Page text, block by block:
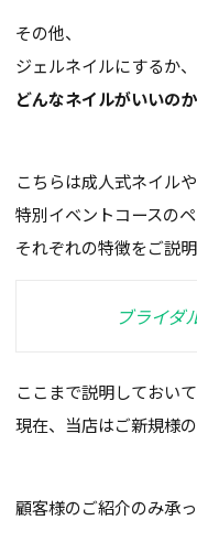
その他、
ジェルネイルにするか
どんなネイルがいいの
こちらは成人式ネイル
特別イベントコースのペ
それぞれの特徴をご説
ブライダ
ここまで説明しておい
現在、当店はご新規様
顧客様のご紹介のみ承っ